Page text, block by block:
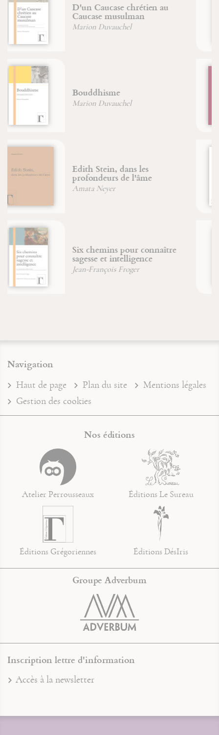
Énigmes & commentaire du
Livre de Jonas
Christian (Père) Wyler
Reliques et reliquaires
Jean-Michel Sanchez
Livre des subtilités des
créatures de diverses natures -
Physica
Sainte Hildegarde de Bingen
La drachme perdue
Michel Fromaget
Navigation
Haut de page Plan du site
Mentions légales
Gestion des cookies
Nos éditions
Atelier Perrousseaux Éditions Le Sureau
Éditions Grégoriennes Éditions DésIris
Groupe Adverbum
Inscription lettre d'information
Accès à la newsletter